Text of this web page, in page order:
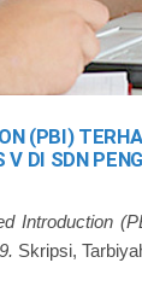
(PBI)
DI SDN
Introduction
Skripsi,